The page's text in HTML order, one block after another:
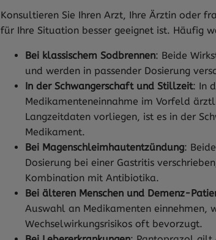
Konsultieren Sie Ihren Arzt, Ihre Ärztin oder
für Ihre Situation besser geeignet ist. Häufig
Bei klassischem Sodbrennen: Beide
und werden in passender Dosierung
In der Schwangerschaft und Stillzeit: In
Medikamenteneinnahme im Vorfeld
Langzeitdaten vorliegen, ist es in der
Medikament.
Bei Magenschleimhautentzündung:
Dosierung bei einer Gastritis
Kombination mit Antibiotika.
Bei älteren Menschen und Demenz-
Auswahl an Medikamenten einnehmen,
Wechselwirkungsrisikos oft bevorzugt.